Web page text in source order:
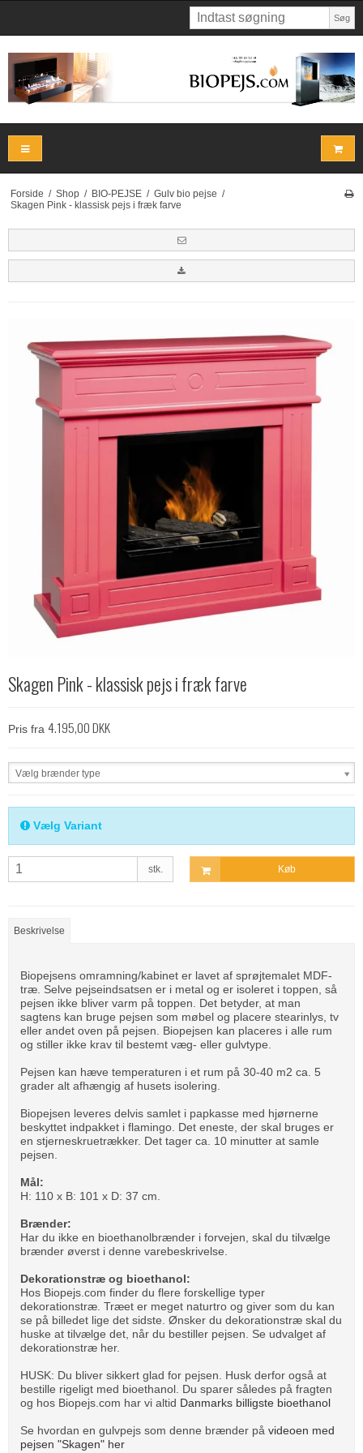
Søg
Forside / Shop / BIO-PEJSE / Gulv bio pejse /
Skagen Pink - klassisk pejs i fræk farve
Skagen Pink - klassisk pejs i fræk farve
Pris fra 4.195,00 DKK
Vælg brænder type
Vælg Variant
stk. Køb
Beskrivelse
Biopejsens omramning/kabinet er lavet af sprøjtemalet MDF-
træ. Selve pejseindsatsen er i metal og er isoleret i toppen, så
pejsen ikke bliver varm på toppen. Det betyder, at man
sagtens kan bruge pejsen som møbel og placere stearinlys, tv
eller andet oven på pejsen. Biopejsen kan placeres i alle rum
og stiller ikke krav til bestemt væg- eller gulvtype.
Pejsen kan hæve temperaturen i et rum på 30-40 m2 ca. 5
grader alt afhængig af husets isolering.
Biopejsen leveres delvis samlet i papkasse med hjørnerne
beskyttet indpakket i flamingo. Det eneste, der skal bruges er
en stjerneskruetrækker. Det tager ca. 10 minutter at samle
pejsen.
Mål:
H: 110 x B: 101 x D: 37 cm.
Brænder:
Har du ikke en bioethanolbrænder i forvejen, skal du tilvælge
brænder øverst i denne varebeskrivelse.
Dekorationstræ og bioethanol:
Hos Biopejs.com finder du flere forskellige typer
dekorationstræ. Træet er meget naturtro og giver som du kan
se på billedet lige det sidste. Ønsker du dekorationstræ skal du
huske at tilvælge det, når du bestiller pejsen. Se udvalget af
dekorationstræ her.
HUSK: Du bliver sikkert glad for pejsen. Husk derfor også at
bestille rigeligt med bioethanol. Du sparer således på fragten
og hos Biopejs.com har vi altid Danmarks billigste bioethanol
Se hvordan en gulvpejs som denne brænder på videoen med
pejsen "Skagen" her